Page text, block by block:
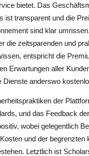
bietet. Das
ist transparent und die
sind klar
die zeitsparenden und
entspricht die
Erwartungen aller
Dienste anderswo
der
und das Feedback
wobei gelegentlich
und der begrenzten
Letztlich ist